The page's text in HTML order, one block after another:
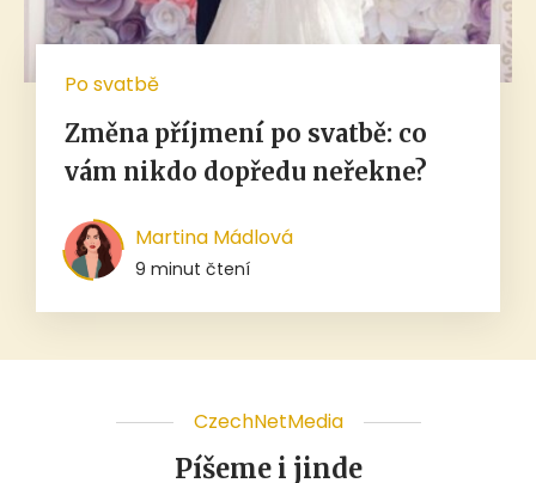
Po svatbě
Změna příjmení po svatbě: co
vám nikdo dopředu neřekne?
Martina Mádlová
9 minut čtení
CzechNetMedia
Píšeme i jinde